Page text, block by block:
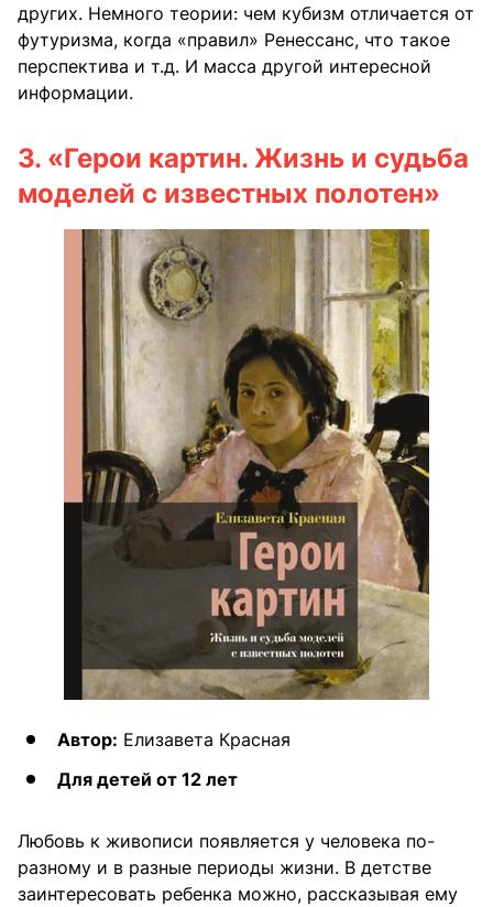
других. Немного теории: чем кубизм отличается от
футуризма, когда «правил» Ренессанс, что такое
перспектива и т.д. И масса другой интересной
информации.
3. «Герои картин. Жизнь и судьба
моделей с известных полотен»
Автор: Елизавета Красная
Для детей от 12 лет
Любовь к живописи появляется у человека по-
разному и в разные периоды жизни. В детстве
заинтересовать ребенка можно, рассказывая ему